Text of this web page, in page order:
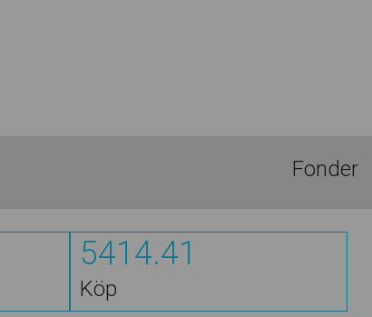
Fonder
5412.25
Köp